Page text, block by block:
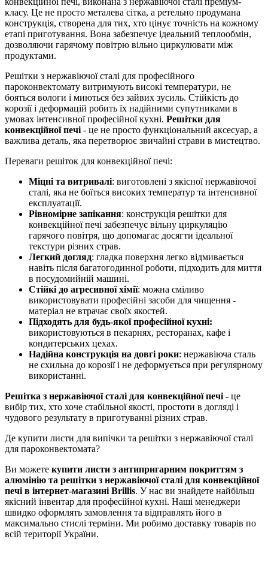
класу. Це не просто металева сітка, а ретельно продумана
конструкція, створена для тих, хто цінує точність на кожному
етапі приготування. Вона забезпечує ідеальний теплообмін,
дозволяючи гарячому повітрю вільно циркулювати між
продуктами.
Решітки з нержавіючої сталі для професійного
пароконвектомату витримують високі температури, не
бояться вологи і миються без зайвих зусиль. Стійкість до
корозії і деформацій робить їх надійними супутниками в
умовах інтенсивної професійної кухні. Решітки для
конвекційної печі - це не просто функціональний аксесуар, а
важлива деталь, яка перетворює звичайні страви в мистецтво.
Переваги решіток для конвекційної печі:
Міцні та витривалі: виготовлені з якісної нержавіючої
сталі, яка не боїться високих температур та інтенсивної
експлуатації.
Рівномірне запікання: конструкція решітки для
конвекційної печі забезпечує вільну циркуляцію
гарячого повітря, що допомагає досягти ідеальної
текстури різних страв.
Легкий догляд: гладка поверхня легко відмивається
навіть після багатогодинної роботи, підходить для миття
в посудомийній машині.
Стійкі до агресивної хімії: можна сміливо
використовувати професійні засоби для чищення -
матеріал не втрачає своїх якостей.
Підходять для будь-якої професійної кухні:
використовуються в пекарнях, ресторанах, кафе і
кондитерських цехах.
Надійна конструкція на довгі роки: нержавіюча сталь
не схильна до корозії і не деформується при регулярному
використанні.
Решітка з нержавіючої сталі для конвекційної печі - це
вибір тих, хто хоче стабільної якості, простоти в догляді і
чудового результату в приготуванні різних страв.
Де купити листи для випічки та решітки з нержавіючої сталі
для пароконвектомата?
Ви можете купити листи з антипригарним покриттям з
алюмінію та решітки з нержавіючої сталі для конвекційної
печі в інтернет-магазині Brillis. У нас ви знайдете найбільш
якісний інвентар для професійної кухні. Наші менеджери
швидко оформлять замовлення та відправлять його в
максимально стислі терміни. Ми робимо доставку товарів по
всій території України.